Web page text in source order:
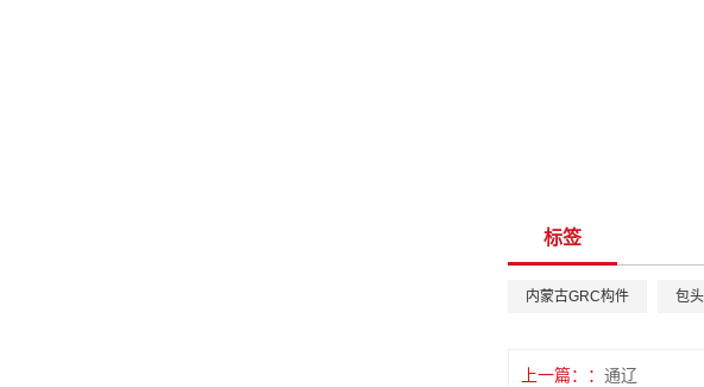
标签
内蒙古GRC构件 包
上一篇： 通辽